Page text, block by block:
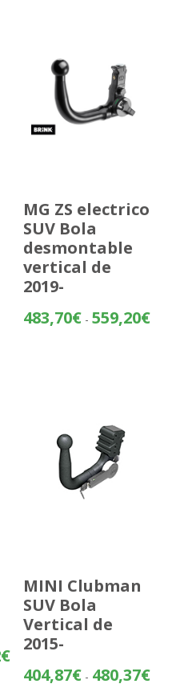
MG ZS electrico
SUV Bola
desmontable
vertical de
2019-
483,70€ - 559,20€Rango
€Rango
MINI Clubman
SUV Bola
Vertical de
2015-
404,87€ - 480,37€Rango